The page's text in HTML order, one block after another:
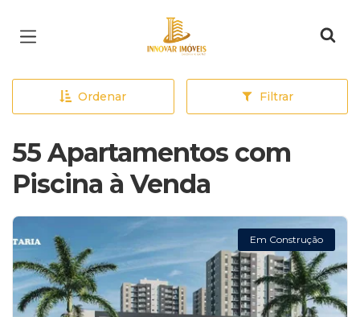
Página inicial
Ordenar Filtrar
55 Apartamentos com
Piscina à Venda
Em Construção